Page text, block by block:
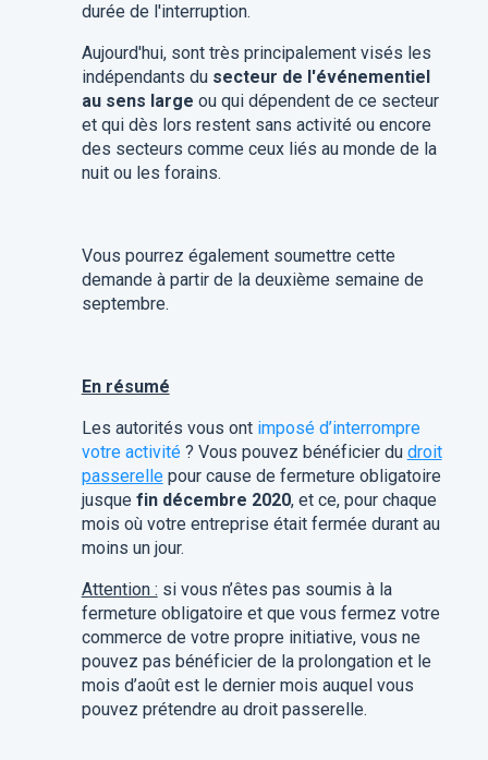
durée de l'interruption.
Aujourd'hui, sont très principalement visés les
indépendants du secteur de l'événementiel
au sens large ou qui dépendent de ce secteur
et qui dès lors restent sans activité ou encore
des secteurs comme ceux liés au monde de la
nuit ou les forains.
Vous pourrez également soumettre cette
demande à partir de la deuxième semaine de
septembre.
En résumé
Les autorités vous ont imposé d’interrompre
votre activité? Vous pouvez bénéficier du droit
passerellepour cause de fermeture obligatoire
jusque fin décembre 2020, et ce, pour chaque
mois où votre entreprise était fermée durant au
moins un jour.
Attention : si vous n’êtes pas soumis à la
fermeture obligatoire et que vous fermez votre
commerce de votre propre initiative, vous ne
pouvez pas bénéficier de la prolongation et le
mois d’août est le dernier mois auquel vous
pouvez prétendre au droit passerelle.